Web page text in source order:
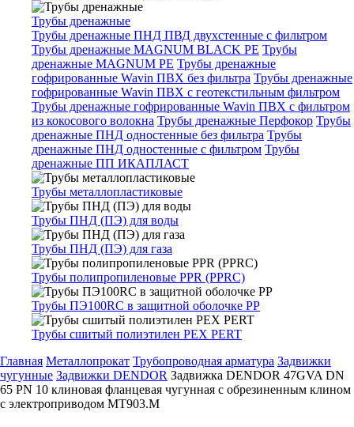
Трубы дренажные
Трубы дренажные ПНД ПВД двухстенные с фильтром
Трубы дренажные MAGNUM BLACK PE Трубы
дренажные MAGNUM PE Трубы дренажные
гофрированные Wavin ПВХ без фильтра Трубы дренажные
гофрированные Wavin ПВХ с геотекстильным фильтром
Трубы дренажные гофрированные Wavin ПВХ с фильтром
из кокосового волокна Трубы дренажные Перфокор Трубы
дренажные ПНД одностенные без фильтра Трубы
дренажные ПНД одностенные с фильтром Трубы
дренажные ПП ИКАПЛАСТ
Трубы металлопластиковые
Трубы ПНД (ПЭ) для воды
Трубы ПНД (ПЭ) для газа
Трубы полипропиленовые PPR (PPRC)
Трубы ПЭ100RC в защитной оболочке PP
Трубы сшитый полиэтилен PEX PERT
Главная Металлопрокат Трубопроводная арматура Задвижки
чугунные Задвижки DENDOR Задвижка DENDOR 47GVA DN
65 PN 10 клиновая фланцевая чугунная с обрезиненным клином
с электроприводом МТ903.M